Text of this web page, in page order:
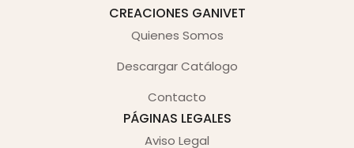
CREACIONES GANIVET
Quienes Somos
Descargar Catálogo
Contacto
PÁGINAS LEGALES
Aviso Legal